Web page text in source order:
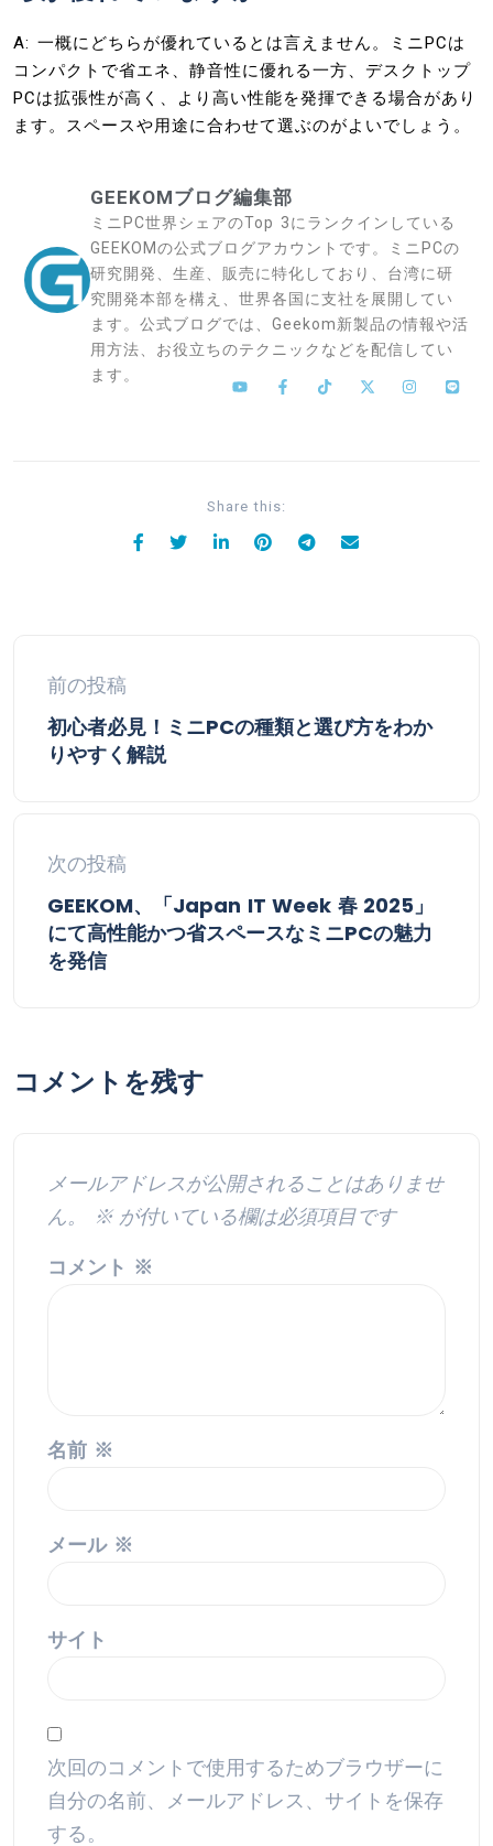
A: 一概にどちらが優れているとは言えません。ミニPCは
コンパクトで省エネ、静音性に優れる一方、デスクトップ
PCは拡張性が高く、より高い性能を発揮できる場合があり
ます。スペースや用途に合わせて選ぶのがよいでしょう。
GEEKOMブログ編集部
ミニPC世界シェアのTop 3にランクインしている
GEEKOMの公式ブログアカウントです。ミニPCの
研究開発、生産、販売に特化しており、台湾に研
究開発本部を構え、世界各国に支社を展開してい
ます。公式ブログでは、Geekom新製品の情報や活
用方法、お役立ちのテクニックなどを配信してい
ます。
Share this:
前の投稿
初心者必見！ミニPCの種類と選び方をわか
りやすく解説
次の投稿
GEEKOM、「Japan IT Week 春 2025」
にて高性能かつ省スペースなミニPCの魅力
を発信
コメントを残す
メールアドレスが公開されることはありませ
ん。
※が付いている欄は必須項目です
コメント ※
名前 ※
メール ※
サイト
次回のコメントで使用するためブラウザーに
自分の名前、メールアドレス、サイトを保存
する。